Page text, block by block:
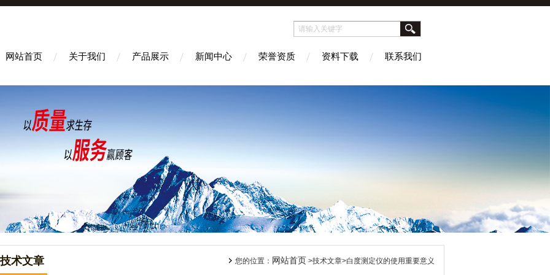
网站首页 关于我们 产品展示 新闻中心 荣誉资质 资料下载 联系我们
技术文章 您的位置： 网站首页 >技术文章>白度测定仪的使用重要意义